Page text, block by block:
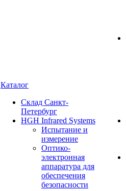
Каталог
Cклад Санкт-
Петербург
HGH Infrared Systems
Испытание и
измерение
Оптико-
электронная
аппаратура для
обеспечения
безопасности